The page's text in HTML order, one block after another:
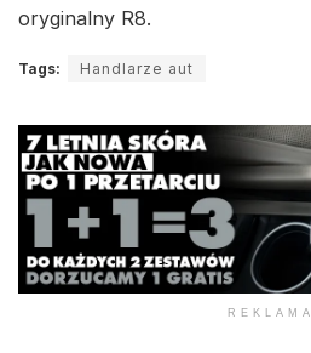
oryginalny R8.
Tags: Handlarze aut
REKLAMA